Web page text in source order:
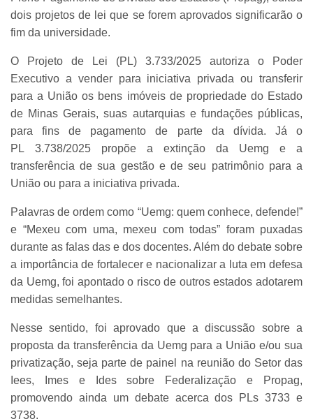
dois projetos de lei que se forem aprovados significarão o
fim da universidade.
O Projeto de Lei (PL) 3.733/2025 autoriza o Poder
Executivo a vender para iniciativa privada ou transferir
para a União os bens imóveis de propriedade do Estado
de Minas Gerais, suas autarquias e fundações públicas,
para fins de pagamento de parte da dívida. Já o
PL 3.738/2025 propõe a extinção da Uemg e a
transferência de sua gestão e de seu patrimônio para a
União ou para a iniciativa privada.
Palavras de ordem como “Uemg: quem conhece, defende!”
e “Mexeu com uma, mexeu com todas” foram puxadas
durante as falas das e dos docentes. Além do debate sobre
a importância de fortalecer e nacionalizar a luta em defesa
da Uemg, foi apontado o risco de outros estados adotarem
medidas semelhantes.
Nesse sentido, foi aprovado que a discussão sobre a
proposta da transferência da Uemg para a União e/ou sua
privatização, seja parte de painel na reunião do Setor das
Iees, Imes e Ides sobre Federalização e Propag,
promovendo ainda um debate acerca dos PLs 3733 e
3738.